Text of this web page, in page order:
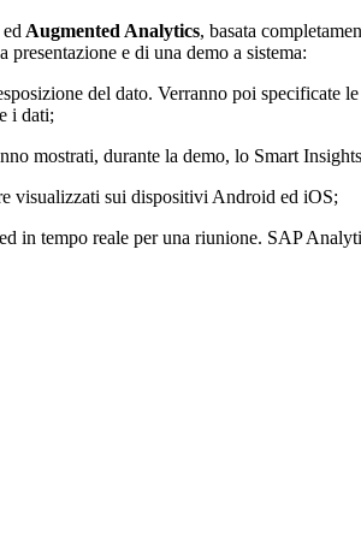
ed Augmented Analytics, basata
e di una demo a sistema:
del dato. Verranno poi specificate
i dati;
mostrati, durante la demo, lo Smart
visualizzati sui dispositivi Android ed iOS;
in tempo reale per una riunione. SAP